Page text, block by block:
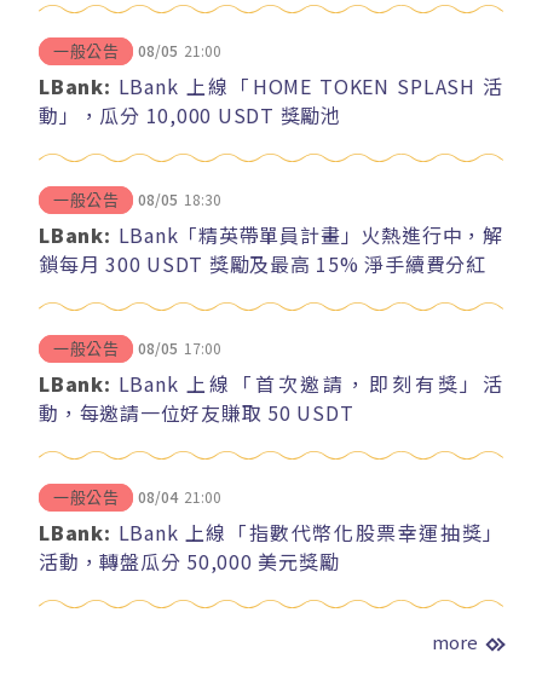
一般公告 08/05 21:00
LBank: LBank 上線「HOME TOKEN SPLASH 活
動」，瓜分 10,000 USDT 獎勵池
一般公告 08/05 18:30
LBank: LBank「精英帶單員計畫」火熱進行中，解
鎖每月 300 USDT 獎勵及最高 15% 淨手續費分紅
一般公告 08/05 17:00
LBank: LBank 上線「首次邀請，即刻有獎」活
動，每邀請一位好友賺取 50 USDT
一般公告 08/04 21:00
LBank: LBank 上線「指數代幣化股票幸運抽獎」
活動，轉盤瓜分 50,000 美元獎勵
more